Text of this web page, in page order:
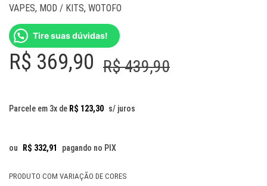
VAPES, MOD / KITS, WOTOFO
Tire suas dúvidas!
R$439,90O
R$ 369,90
O
Parcele em 3x de R$ 123,30 s/ juros
ou R$ 332,91 pagando no PIX
PRODUTO COM VARIAÇÃO DE CORES